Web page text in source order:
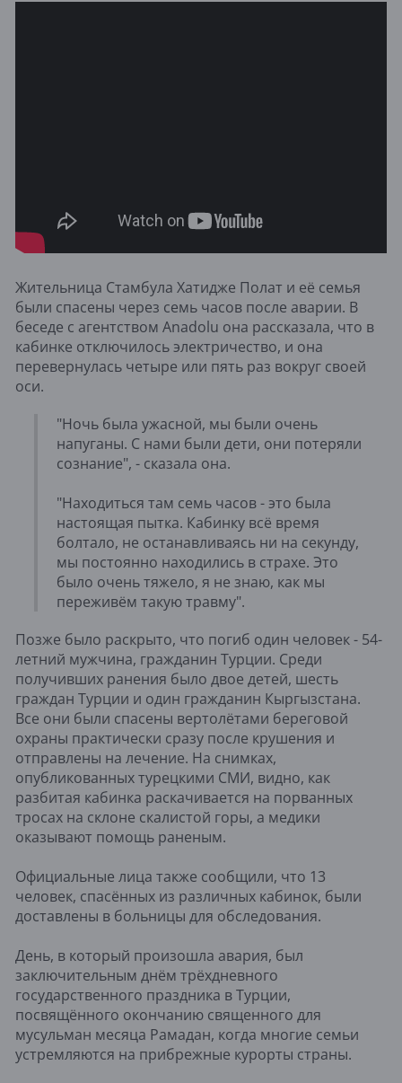
Жительница Стамбула Хатидже Полат и её семья
были спасены через семь часов после аварии. В
беседе с агентством Anadolu она рассказала, что в
кабинке отключилось электричество, и она
перевернулась четыре или пять раз вокруг своей
оси.
"Ночь была ужасной, мы были очень
напуганы. С нами были дети, они потеряли
сознание", - сказала она.
"Находиться там семь часов - это была
настоящая пытка. Кабинку всё время
болтало, не останавливаясь ни на секунду,
мы постоянно находились в страхе. Это
было очень тяжело, я не знаю, как мы
переживём такую травму".
Позже было раскрыто, что погиб один человек - 54-
летний мужчина, гражданин Турции. Среди
получивших ранения было двое детей, шесть
граждан Турции и один гражданин Кыргызстана.
Все они были спасены вертолётами береговой
охраны практически сразу после крушения и
отправлены на лечение. На снимках,
опубликованных турецкими СМИ, видно, как
разбитая кабинка раскачивается на порванных
тросах на склоне скалистой горы, а медики
оказывают помощь раненым.
Официальные лица также сообщили, что 13
человек, спасённых из различных кабинок, были
доставлены в больницы для обследования.
День, в который произошла авария, был
заключительным днём трёхдневного
государственного праздника в Турции,
посвящённого окончанию священного для
мусульман месяца Рамадан, когда многие семьи
устремляются на прибрежные курорты страны.